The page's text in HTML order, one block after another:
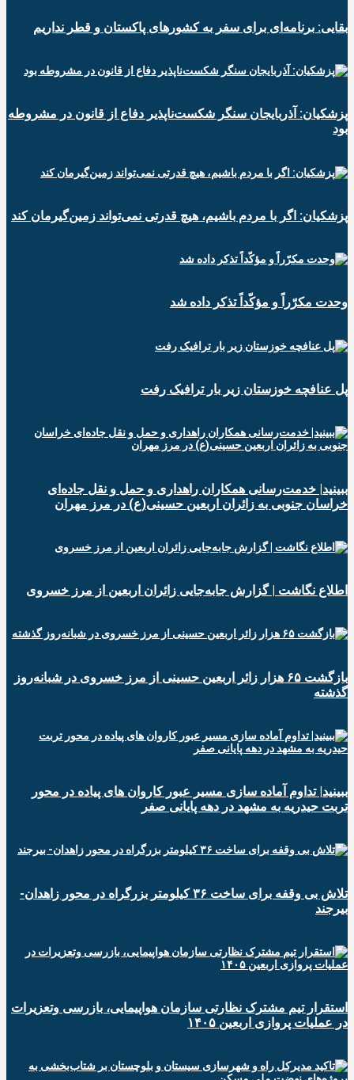
بقایی: برنامه‌ای برای سفر به کشورهای پاکستان و قطر نداریم
پزشکیان: آذربایجان سنگر شکست‌ناپذیر دفاع از قانون در مشروطه
بود
پزشکیان: اگر با مردم باشیم، هیچ قدرتی نمی‌تواند زمین‌گیرمان کند
وحدت مکرّراً و مؤکّداً تذکر داده شد
پل عنافچه خوزستان زیر بار ترافیک رفت
ببینید| خدمت‌رسانی همکاران راهداری و حمل و نقل جاده‌ای
خراسان جنوبی به زائران اربعین حسینی(ع) در مرز مهران
️اطلاع نگاشت | گزارش جابه‌جایی زائران اربعین از مرز خسروی
️بازگشت ۶۵ هزار زائر اربعین حسینی از مرز خسروی در شبانه‌روز
گذشته
ببینید| تداوم آماده سازی مسیر عبور کاروان های پیاده در محور
تربت حیدریه به مشهد در دهه پایانی صفر
تلاش بی وقفه برای ساخت ۳۶ کیلومتر بزرگراه در محور زاهدان-
بیرجند
استقرار تیم مشترک نظارتی سازمان هواپیمایی، بازرسی وتعزیرات
در عملیات پروازی اربعین ۱۴۰۵